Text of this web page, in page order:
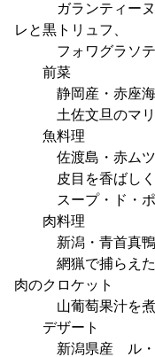
ガランティーヌに
レと黒トリュフ、
フォワグラソテ
前菜
静岡産・赤座海
土佐文旦のマリ
魚料理
佐渡島・赤ム
皮目を香ばしく
スープ・ド・ポ
肉料理
新潟・青首真
網猟で捕らえた
肉のクロケット
山葡萄果汁を煮
デザート
新潟県産 ル・レ